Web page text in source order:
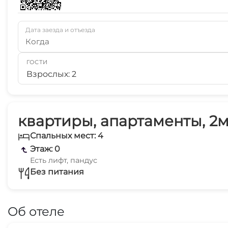
квартиры, апартаменты,
Спальных мест: 4
Этаж: 0
Есть лифт, пандус
Без питания
Об отеле
Дата заезда и отъезда
Когда
ГОСТИ
Взрослых: 2